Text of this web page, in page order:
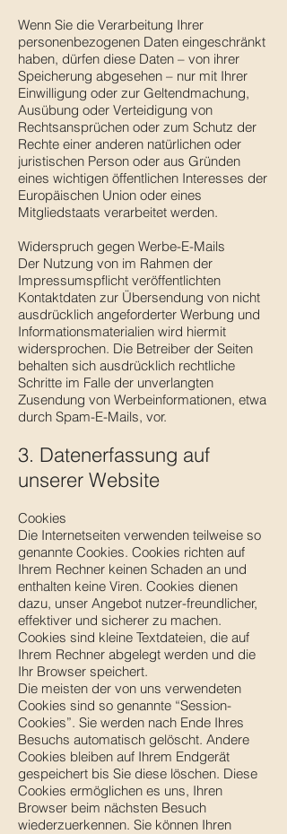
Wenn Sie die Verarbeitung Ihrer
personenbezogenen Daten eingeschränkt
haben, dürfen diese Daten – von ihrer
Speicherung abgesehen – nur mit Ihrer
Einwilligung oder zur Geltendmachung,
Ausübung oder Verteidigung von
Rechtsansprüchen oder zum Schutz der
Rechte einer anderen natürlichen oder
juristischen Person oder aus Gründen
eines wichtigen öffentlichen Interesses der
Europäischen Union oder eines
Mitgliedstaats verarbeitet werden.
Widerspruch gegen Werbe-E-Mails
Der Nutzung von im Rahmen der
Impressumspflicht veröffentlichten
Kontaktdaten zur Übersendung von nicht
ausdrücklich angeforderter Werbung und
Informationsmaterialien wird hiermit
widersprochen. Die Betreiber der Seiten
behalten sich ausdrücklich rechtliche
Schritte im Falle der unverlangten
Zusendung von Werbeinformationen, etwa
durch Spam-E-Mails, vor.
3. Datenerfassung auf
unserer Website
Cookies
Die Internetseiten verwenden teilweise so
genannte Cookies. Cookies richten auf
Ihrem Rechner keinen Schaden an und
enthalten keine Viren. Cookies dienen
dazu, unser Angebot nutzer-freundlicher,
effektiver und sicherer zu machen.
Cookies sind kleine Textdateien, die auf
Ihrem Rechner abgelegt werden und die
Ihr Browser speichert.
Die meisten der von uns verwendeten
Cookies sind so genannte “Session-
Cookies”. Sie werden nach Ende Ihres
Besuchs automatisch gelöscht. Andere
Cookies bleiben auf Ihrem Endgerät
gespeichert bis Sie diese löschen. Diese
Cookies ermöglichen es uns, Ihren
Browser beim nächsten Besuch
wiederzuerkennen. Sie können Ihren